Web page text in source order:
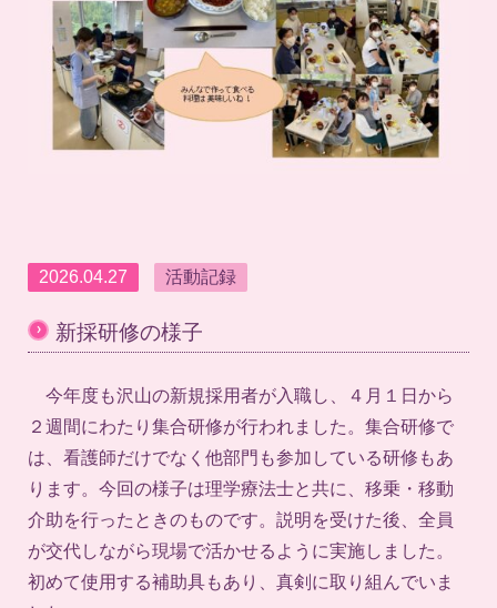
2026.04.27 活動記録
› 新採研修の様子
今年度も沢山の新規採用者が入職し、４月１日から
２週間にわたり集合研修が行われました。集合研修で
は、看護師だけでなく他部門も参加している研修もあ
ります。今回の様子は理学療法士と共に、移乗・移動
介助を行ったときのものです。説明を受けた後、全員
が交代しながら現場で活かせるように実施しました。
初めて使用する補助具もあり、真剣に取り組んでいま